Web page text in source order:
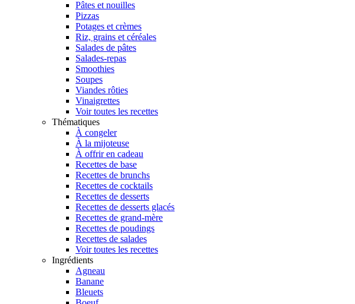
Pâtes et nouilles
Pizzas
Potages et crèmes
Riz, grains et céréales
Salades de pâtes
Salades-repas
Smoothies
Soupes
Viandes rôties
Vinaigrettes
Voir toutes les recettes
Thématiques
À congeler
À la mijoteuse
À offrir en cadeau
Recettes de base
Recettes de brunchs
Recettes de cocktails
Recettes de desserts
Recettes de desserts glacés
Recettes de grand-mère
Recettes de poudings
Recettes de salades
Voir toutes les recettes
Ingrédients
Agneau
Banane
Bleuets